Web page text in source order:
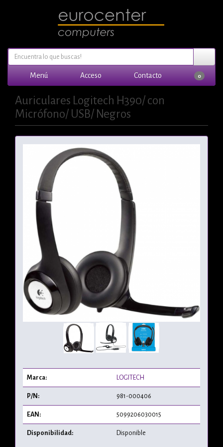
Menú Acceso Contacto 0
Auriculares Logitech H390/ con
Micrófono/ USB/ Negros
Marca: LOGITECH
P/N: 981-000406
EAN: 5099206030015
Disponibilidad: Disponible